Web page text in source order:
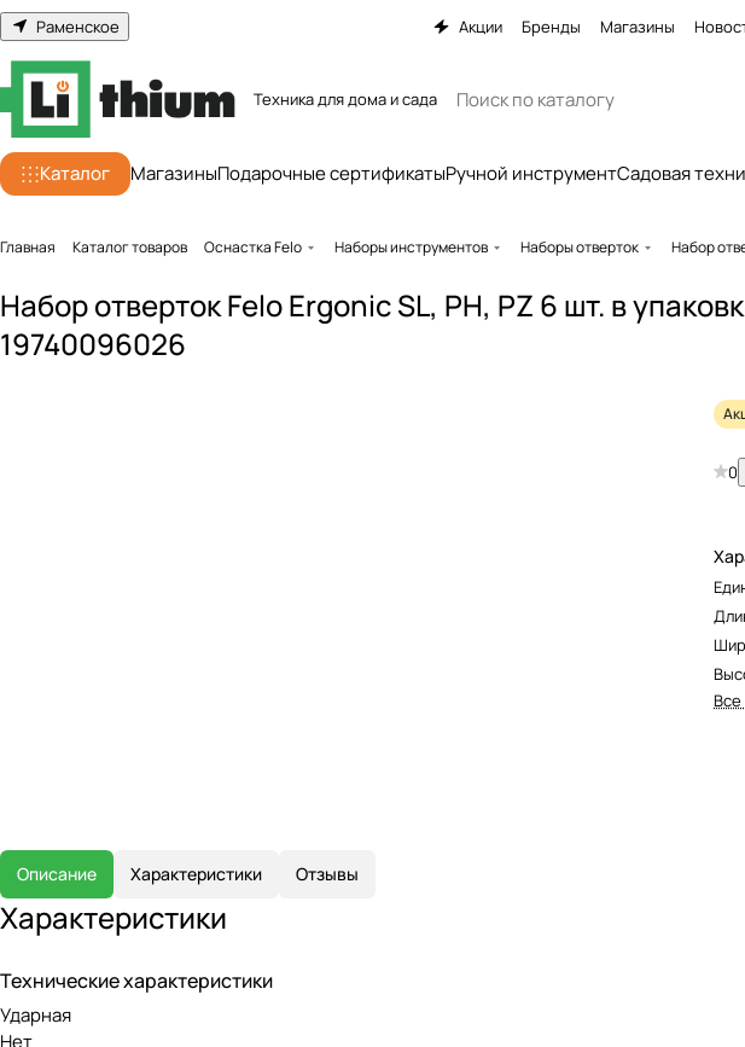
Раменское Акции Бренды Магазины
Техника для дома и сада
Каталог МагазиныПодарочные сертификатыРучной инструментСадовая
Главная Каталог товаров Оснастка Felo Наборы инструментов Наборы отверток Набор
Набор отверток Felo Ergonic SL, PH, PZ 6 шт. в
19740096026
0
Все
Описание Характеристики Отзывы
Характеристики
Технические характеристики
Ударная
Нет